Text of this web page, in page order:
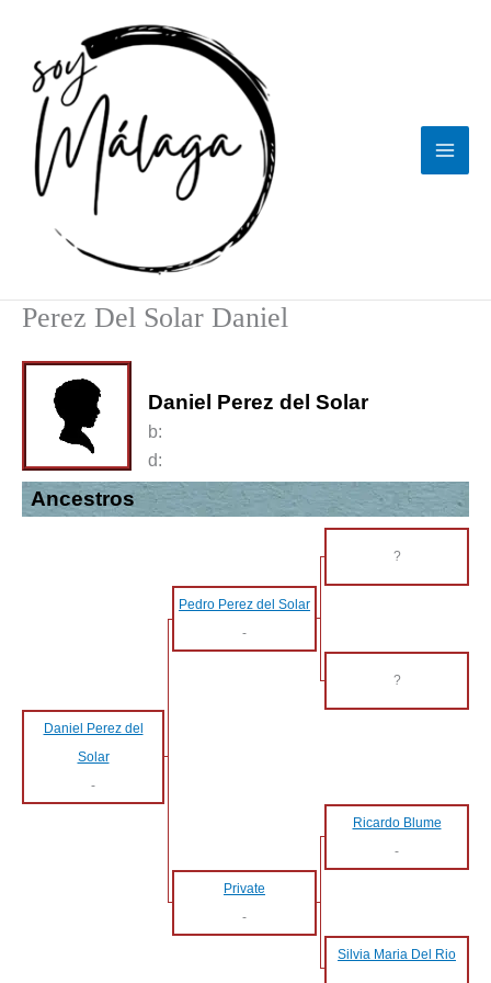
contenido
Perez Del Solar Daniel
Daniel Perez del Solar
b:
d:
Ancestros
?
Pedro Perez del Solar
-
?
Daniel Perez del
Solar
-
Ricardo Blume
-
Private
-
Silvia Maria Del Rio